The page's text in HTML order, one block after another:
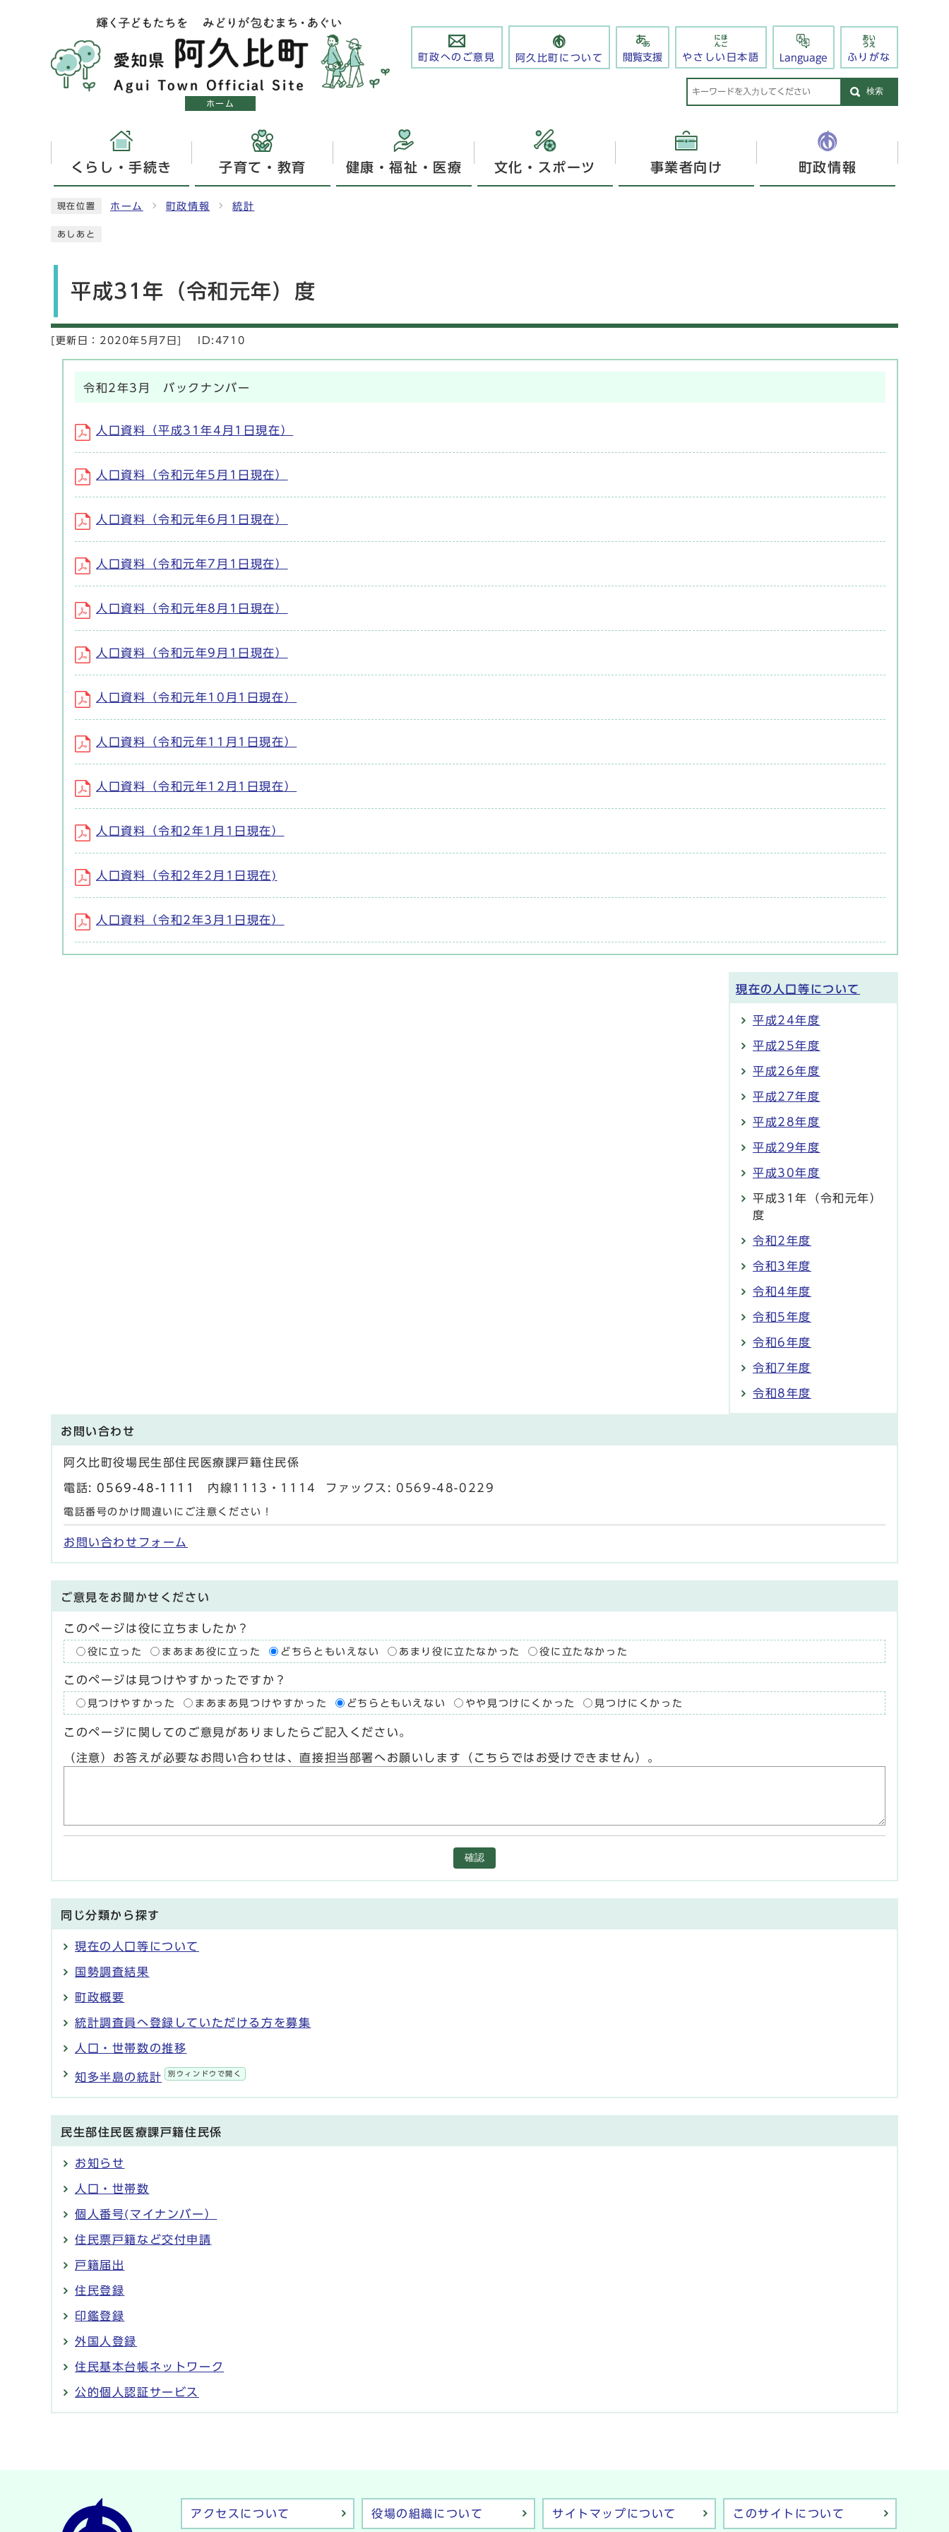
ホーム
町政へのご意見 阿久比町について 閲覧支援 やさしい日本語 Language ふりがな
検索
くらし・手続き 子育て・教育 健康・福祉・医療 文化・スポーツ 事業者向け 町政情報
現在位置 ホーム 町政情報 統計
あしあと
平成31年（令和元年）度
[更新日： 2020年5月7日] ID:4710
令和2年3月 バックナンバー
人口資料（平成31年4月1日現在）
人口資料（令和元年5月1日現在）
人口資料（令和元年6月1日現在）
人口資料（令和元年7月1日現在）
人口資料（令和元年8月1日現在）
人口資料（令和元年9月1日現在）
人口資料（令和元年10月1日現在）
人口資料（令和元年11月1日現在）
人口資料（令和元年12月1日現在）
人口資料（令和2年1月1日現在）
人口資料（令和2年2月1日現在)
人口資料（令和2年3月1日現在）
現在の人口等について
平成24年度
平成25年度
平成26年度
平成27年度
平成28年度
平成29年度
平成30年度
平成31年（令和元年）
度
令和2年度
令和3年度
令和4年度
令和5年度
令和6年度
令和7年度
令和8年度
お問い合わせ
阿久比町役場民生部住民医療課戸籍住民係
電話: 0569-48-1111 内線1113・1114 ファックス: 0569-48-0229
電話番号のかけ間違いにご注意ください！
お問い合わせフォーム
ご意見をお聞かせください
このページは役に立ちましたか？
役に立った まあまあ役に立った どちらともいえない あまり役に立たなかった 役に立たなかった
このページは見つけやすかったですか？
見つけやすかった まあまあ見つけやすかった どちらともいえない やや見つけにくかった 見つけにくかった
このページに関してのご意見がありましたらご記入ください。
（注意）お答えが必要なお問い合わせは、直接担当部署へお願いします（こちらではお受けできません）。
確認
同じ分類から探す
現在の人口等について
国勢調査結果
町政概要
統計調査員へ登録していただける方を募集
人口・世帯数の推移
知多半島の統計 別ウィンドウで開く
民生部住民医療課戸籍住民係
お知らせ
人口・世帯数
個人番号(マイナンバー）
住民票戸籍など交付申請
戸籍届出
住民登録
印鑑登録
外国人登録
住民基本台帳ネットワーク
公的個人認証サービス
アクセスについて 役場の組織について サイトマップについて このサイトについて